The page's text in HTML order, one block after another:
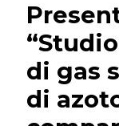
di gas
di